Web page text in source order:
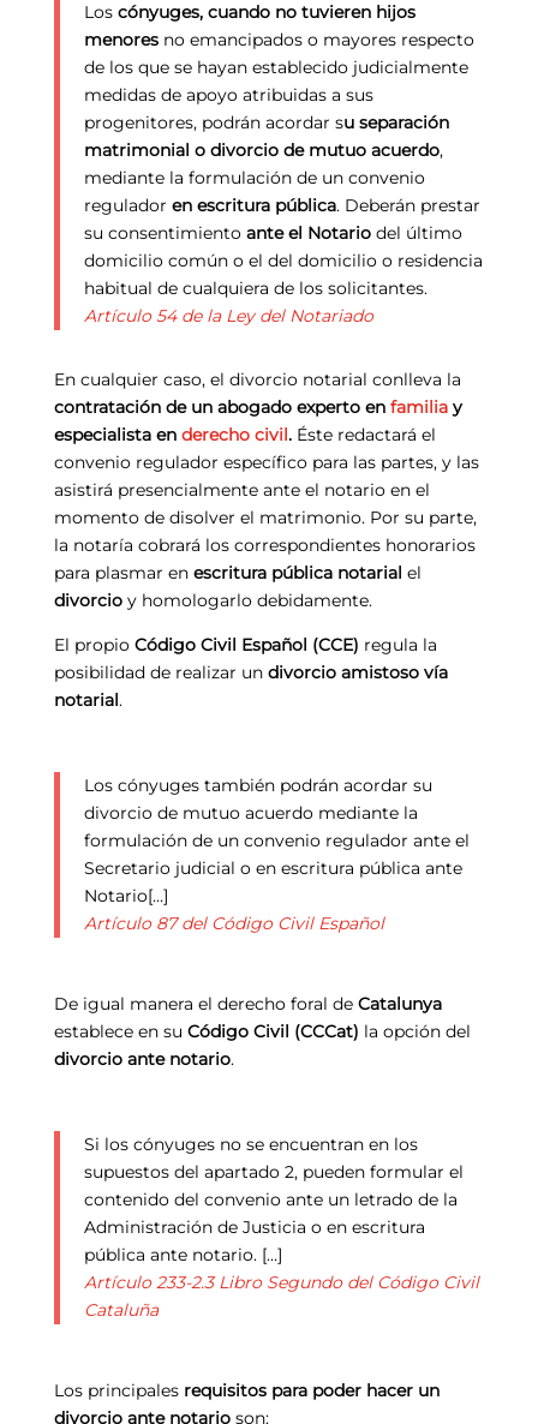
Los cónyuges, cuando no tuvieren hijos
menores no emancipados o mayores respecto
de los que se hayan establecido judicialmente
medidas de apoyo atribuidas a sus
progenitores, podrán acordar su separación
matrimonial o divorcio de mutuo acuerdo,
mediante la formulación de un convenio
regulador en escritura pública. Deberán prestar
su consentimiento ante el Notariodel último
domicilio común o el del domicilio o residencia
habitual de cualquiera de los solicitantes.
Artículo 54 de la Ley del Notariado
En cualquier caso, el divorcio notarial conlleva la
contratación de un abogado experto en familia y
especialista en derecho civil .Éste redactará el
convenio regulador específico para las partes, y las
asistirá presencialmente ante el notario en el
momento de disolver el matrimonio. Por su parte,
la notaría cobrará los correspondientes honorarios
para plasmar en escritura pública notarial el
divorcioy homologarlo debidamente.
El propio Código Civil Español (CCE) regula la
posibilidad de realizar un divorcio amistoso vía
notarial .
Los cónyuges también podrán acordar su
divorcio de mutuo acuerdo mediante la
formulación de un convenio regulador ante el
Secretario judicial o en escritura pública ante
Notario[…]
Artículo 87 del Código Civil Español
De igual manera el derecho foral de Catalunya
establece en su Código Civil (CCCat) la opción del
divorcio ante notario.
Si los cónyuges no se encuentran en los
supuestos del apartado 2, pueden formular el
contenido del convenio ante un letrado de la
Administración de Justicia o en escritura
pública ante notario. […]
Artículo 233-2.3 Libro Segundo del Código Civil
Cataluña
Los principales requisitos para poder hacer un
divorcio ante notarioson: